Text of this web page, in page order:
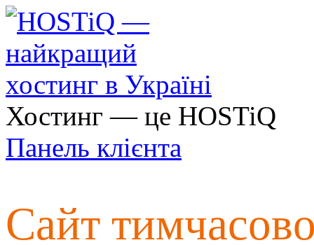
Хостинг — це HOSTiQ
Панель клієнта
Сайт